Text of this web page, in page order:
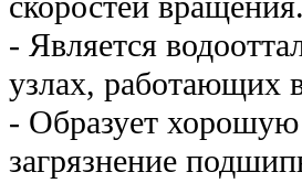
- Является
узлах, работающих
- Образует
загрязнение